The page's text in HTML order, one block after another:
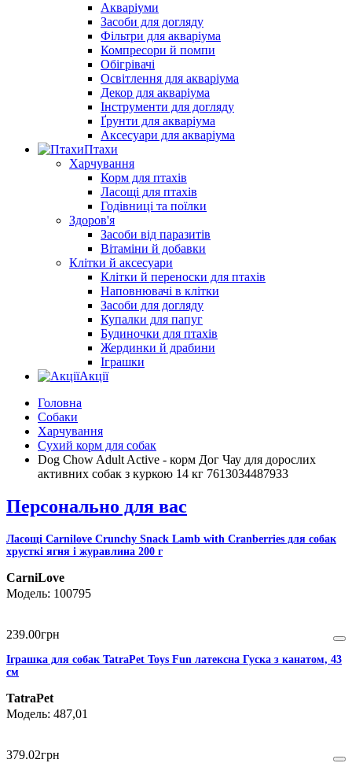
Акваріуми
Засоби для догляду
Фільтри для акваріума
Компресори й помпи
Обігрівачі
Освітлення для акваріума
Декор для акваріума
Інструменти для догляду
Ґрунти для акваріума
Аксесуари для акваріума
Птахи
Харчування
Корм для птахів
Ласощі для птахів
Годівниці та поїлки
Здоров'я
Засоби від паразитів
Вітаміни й добавки
Клітки й аксесуари
Клітки й переноски для птахів
Наповнювачі в клітки
Засоби для догляду
Купалки для папуг
Будиночки для птахів
Жердинки й драбини
Іграшки
Акції
Головна
Собаки
Харчування
Сухий корм для собак
Dog Chow Adult Active - корм Дог Чау для дорослих
активних собак з куркою 14 кг 7613034487933
Персонально для вас
Ласощі Carnilove Crunchy Snack Lamb with Cranberries для собак
хрусткі ягня і журавлина 200 г
CarniLove
100795
239.00грн
Іграшка для собак TatraPet Toys Fun латексна Гуска з канатом, 43
см
TatraPet
487,01
379.02грн